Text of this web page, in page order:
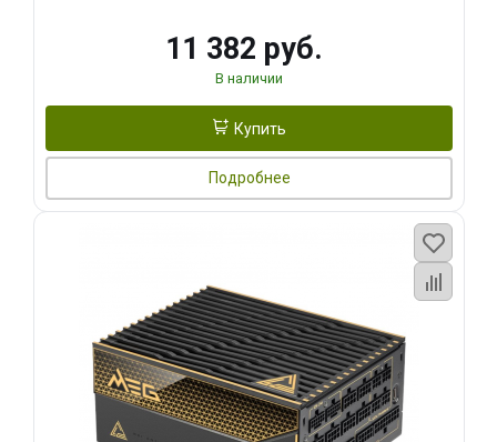
11 382 руб.
В наличии
Купить
Подробнее